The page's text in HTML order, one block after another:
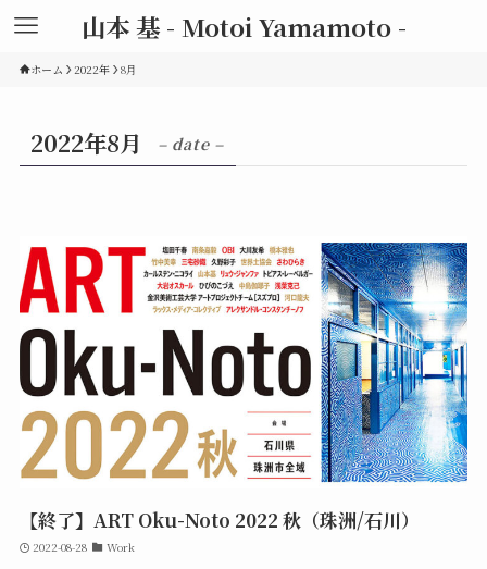
山本 基 - Motoi Yamamoto -
ホーム 2022年 8月
2022年8月 – date –
【終了】ART Oku-Noto 2022 秋（珠洲/石川）
2022-08-28 Work